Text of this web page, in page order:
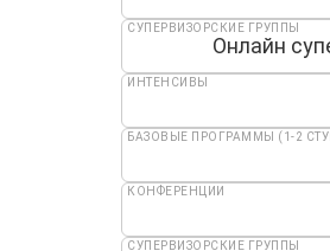
Онлайн
СУПЕРВИЗОРСКИЕ ГРУППЫ
ИНТЕНСИВЫ
БАЗОВЫЕ ПРОГРАММЫ (1-2
КОНФЕРЕНЦИИ
СУПЕРВИЗОРСКИЕ ГРУППЫ